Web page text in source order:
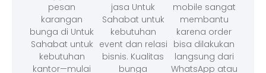
pesan
karangan
bunga di Untuk
Sahabat untuk
kebutuhan
kantor—mulai
jasa Untuk
Sahabat untuk
kebutuhan
event dan relasi
bisnis. Kualitas
bunga
mobile sangat
membantu
karena order
bisa dilakukan
langsung dari
WhatsApp atau